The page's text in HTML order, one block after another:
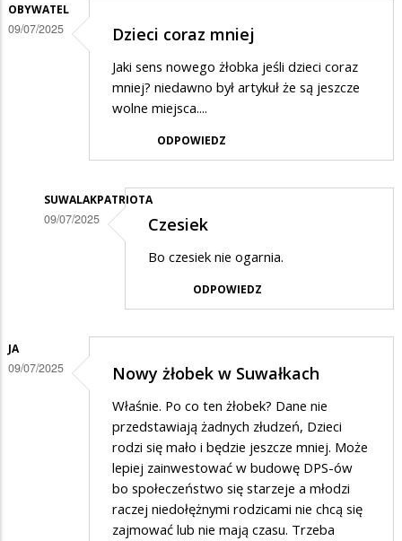
OBYWATEL
09/07/2025 Dzieci coraz mniej
Jaki sens nowego żłobka jeśli dzieci coraz
mniej? niedawno był artykuł że są jeszcze
wolne miejsca....
ODPOWIEDZ
SUWALAKPATRIOTA
09/07/2025
na
Czesiek
Bo czesiek nie ogarnia.
ODPOWIEDZ
JA
09/07/2025 Nowy żłobek w Suwałkach
Właśnie. Po co ten żłobek? Dane nie
przedstawiają żadnych złudzeń, Dzieci
rodzi się mało i będzie jeszcze mniej. Może
lepiej zainwestować w budowę DPS-ów
bo społeczeństwo się starzeje a młodzi
raczej niedołężnymi rodzicami nie chcą się
zajmować lub nie mają czasu. Trzeba